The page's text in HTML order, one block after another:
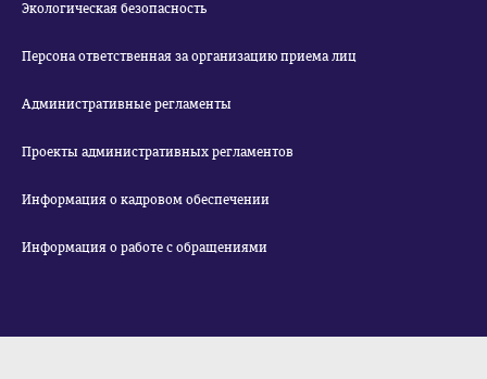
Экологическая безопасность
Персона ответственная за организацию приема лиц
Административные регламенты
Проекты административных регламентов
Информация о кадровом обеспечении
Информация о работе с обращениями